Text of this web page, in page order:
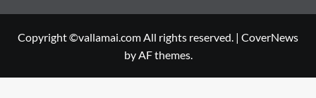
Copyright ©vallamai.com All rights reserved. | CoverNews
by AF themes.